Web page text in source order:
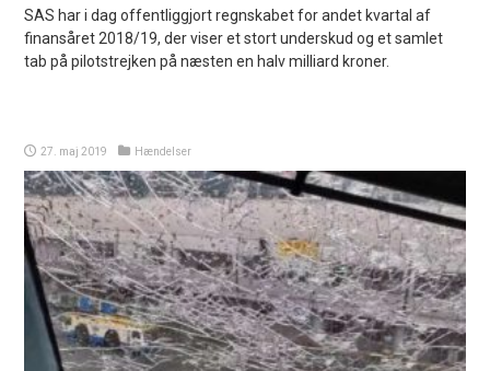
SAS har i dag offentliggjort regnskabet for andet kvartal af
finansåret 2018/19, der viser et stort underskud og et samlet
tab på pilotstrejken på næsten en halv milliard kroner.
27. maj 2019 Hændelser